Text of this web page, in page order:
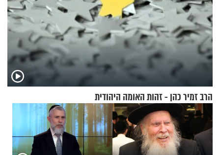
הרב זמיר כהן - זהות האומה היהודית